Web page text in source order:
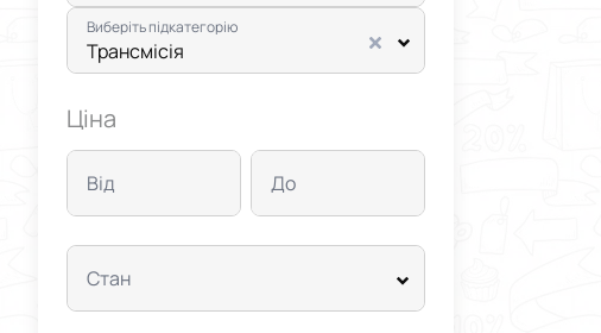
Виберіть підкатегорію
Трансмісія
Ціна
Від До
Стан